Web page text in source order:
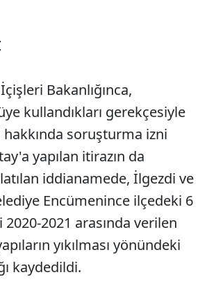
Bakanlığınca,
kullandıkları gerekçesiyle
soruşturma izni
yapılan itirazın da
iddianamede, İlgezdi ve
Encümenince ilçedeki 6
2021 arasında verilen
yıkılması yönündeki
kaydedildi.